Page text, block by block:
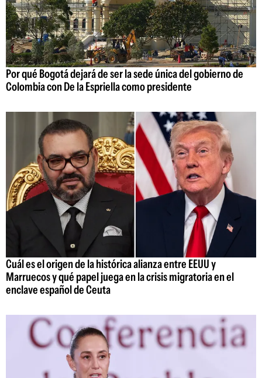
Por qué Bogotá dejará de ser la sede única del gobierno de
Colombia con De la Espriella como presidente
Cuál es el origen de la histórica alianza entre EEUU y
Marruecos y qué papel juega en la crisis migratoria en el
enclave español de Ceuta